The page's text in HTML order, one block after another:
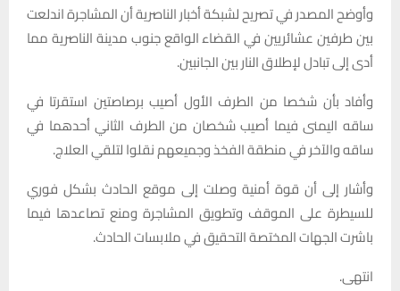
وأوضح المصدر في تصريح لشبكة أخبار الناصرية أن المشاجرة اندلعت
بين طرفين عشائريين في القضاء الواقع جنوب مدينة الناصرية مما
أدى إلى تبادل لإطلاق النار بين الجانبين.
وأفاد بأن شخصا من الطرف الأول أصيب برصاصتين استقرتا في
ساقه اليمنى فيما أصيب شخصان من الطرف الثاني أحدهما في
ساقه والآخر في منطقة الفخذ وجميعهم نقلوا لتلقي العلاج.
وأشار إلى أن قوة أمنية وصلت إلى موقع الحادث بشكل فوري
للسيطرة على الموقف وتطويق المشاجرة ومنع تصاعدها فيما
باشرت الجهات المختصة التحقيق في ملابسات الحادث.
انتهى.